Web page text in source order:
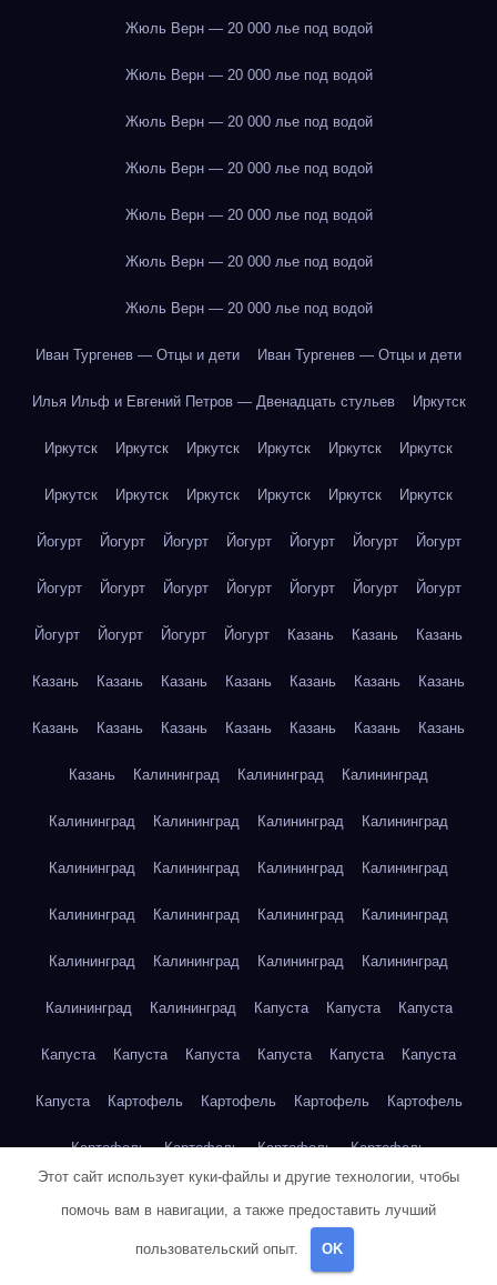
Жюль Верн — 20 000 лье под водой
Жюль Верн — 20 000 лье под водой
Жюль Верн — 20 000 лье под водой
Жюль Верн — 20 000 лье под водой
Жюль Верн — 20 000 лье под водой
Жюль Верн — 20 000 лье под водой
Жюль Верн — 20 000 лье под водой
Иван Тургенев — Отцы и дети Иван Тургенев — Отцы и дети
Илья Ильф и Евгений Петров — Двенадцать стульев Иркутск
Иркутск Иркутск Иркутск Иркутск Иркутск Иркутск
Иркутск Иркутск Иркутск Иркутск Иркутск Иркутск
Йогурт Йогурт Йогурт Йогурт Йогурт Йогурт Йогурт
Йогурт Йогурт Йогурт Йогурт Йогурт Йогурт Йогурт
Йогурт Йогурт Йогурт Йогурт Казань Казань Казань
Казань Казань Казань Казань Казань Казань Казань
Казань Казань Казань Казань Казань Казань Казань
Казань Калининград Калининград Калининград
Калининград Калининград Калининград Калининград
Калининград Калининград Калининград Калининград
Калининград Калининград Калининград Калининград
Калининград Калининград Калининград Калининград
Калининград Калининград Капуста Капуста Капуста
Капуста Капуста Капуста Капуста Капуста Капуста
Капуста Картофель Картофель Картофель Картофель
Картофель Картофель Картофель Картофель
Кейптаун Кейптаун
Этот сайт использует куки-файлы и другие технологии, чтобы
помочь вам в навигации, а также предоставить лучший
пользовательский опыт. OK